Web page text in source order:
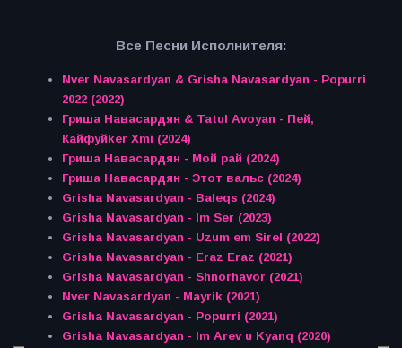
Все Песни Исполнителя:
Nver Navasardyan & Grisha Navasardyan - Popurri
2022 (2022)
Гриша Навасардян & Tatul Avoyan - Пей,
Кайфуйker Xmi (2024)
Гриша Навасардян - Мой рай (2024)
Гриша Навасардян - Этот вальс (2024)
Grisha Navasardyan - Baleqs (2024)
Grisha Navasardyan - Im Ser (2023)
Grisha Navasardyan - Uzum em Sirel (2022)
Grisha Navasardyan - Eraz Eraz (2021)
Grisha Navasardyan - Shnorhavor (2021)
Nver Navasardyan - Mayrik (2021)
Grisha Navasardyan - Popurri (2021)
Grisha Navasardyan - Im Arev u Kyanq (2020)